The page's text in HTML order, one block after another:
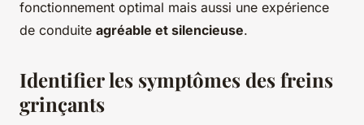
fonctionnement optimal mais aussi une expérience
de conduite agréable et silencieuse.
Identifier les symptômes des freins
grinçants